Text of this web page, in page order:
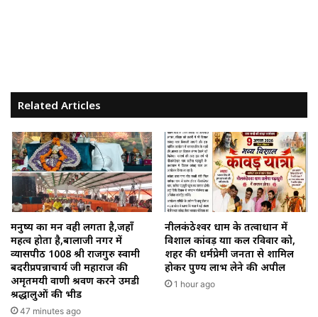
Related Articles
मनुष्य का मन वही लगता है,जहाँ
महत्व होता है,बालाजी नगर में
व्यासपीठ 1008 श्री राजगुरु स्वामी
बदरीप्रपन्नाचार्य जी महाराज की
अमृतमयी वाणी श्रवण करने उमडी
श्रद्धालुओं की भीड
47 minutes ago
नीलकंठेश्वर धाम के तत्वाधान में
विशाल कांवड़ यात्रा कल रविवार को,
शहर की धर्मप्रेमी जनता से शामिल
होकर पुण्य लाभ लेने की अपील
1 hour ago